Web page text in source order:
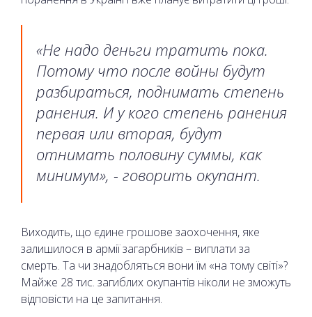
«Не надо деньги тратить пока.
Потому что после войны будут
разбираться, поднимать степень
ранения. И у кого степень ранения
первая или вторая, будут
отнимать половину суммы, как
минимум», - говорить окупант.
Виходить, що єдине грошове заохочення, яке
залишилося в армії загарбників – виплати за
смерть. Та чи знадобляться вони їм «на тому світі»?
Майже 28 тис. загиблих окупантів ніколи не зможуть
відповісти на це запитання.